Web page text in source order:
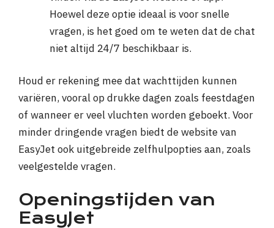
Hoewel deze optie ideaal is voor snelle
vragen, is het goed om te weten dat de chat
niet altijd 24/7 beschikbaar is.
Houd er rekening mee dat wachttijden kunnen
variëren, vooral op drukke dagen zoals feestdagen
of wanneer er veel vluchten worden geboekt. Voor
minder dringende vragen biedt de website van
EasyJet ook uitgebreide zelfhulpopties aan, zoals
veelgestelde vragen.
Openingstijden van
EasyJet